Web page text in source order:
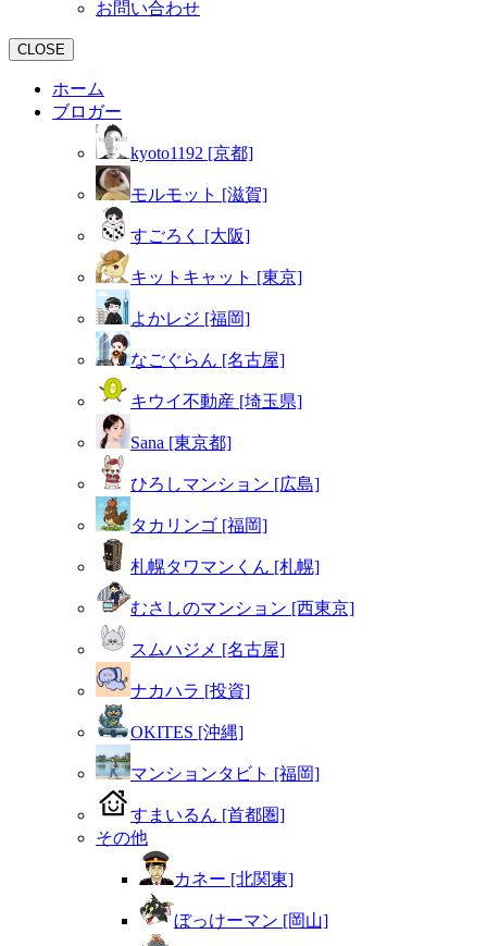
お問い合わせ
CLOSE
ホーム
ブロガー
kyoto1192 [京都]
モルモット [滋賀]
すごろく [大阪]
キットキャット [東京]
よかレジ [福岡]
なごぐらん [名古屋]
キウイ不動産 [埼玉県]
Sana [東京都]
ひろしマンション [広島]
タカリンゴ [福岡]
札幌タワマンくん [札幌]
むさしのマンション [西東京]
スムハジメ [名古屋]
ナカハラ [投資]
OKITES [沖縄]
マンションタビト [福岡]
すまいるん [首都圏]
その他
カネー [北関東]
ぼっけーマン [岡山]